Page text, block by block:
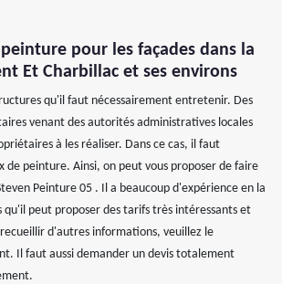
pour les façades dans la
Et Charbillac et ses environs
qu'il faut nécessairement entretenir. Des
venant des autorités administratives locales
à les réaliser. Dans ce cas, il faut
de peinture. Ainsi, on peut vous proposer de faire
Peinture 05 . Il a beaucoup d'expérience en la
qu'il peut proposer des tarifs très intéressants et
recueillir d'autres informations, veuillez le
Il faut aussi demander un devis totalement